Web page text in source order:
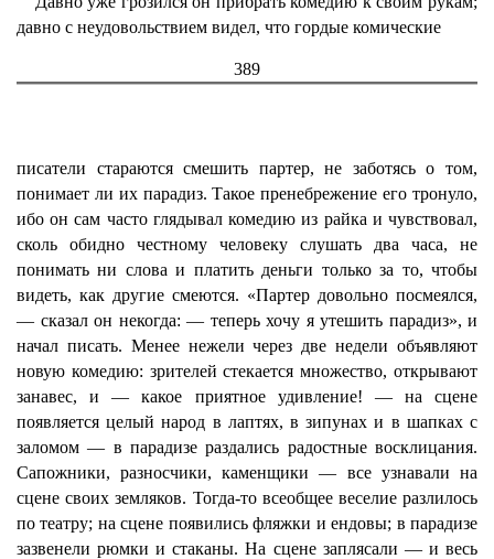
давно с неудовольствием видел, что гордые комические
389
писатели стараются смешить партер, не заботясь о том,
понимает ли их парадиз. Такое пренебрежение его тронуло,
ибо он сам часто глядывал комедию из райка и чувствовал,
сколь обидно честному человеку слушать два часа, не
понимать ни слова и платить деньги только за то, чтобы
видеть, как другие смеются. «Партер довольно посмеялся,
— сказал он некогда: — теперь хочу я утешить парадиз», и
начал писать. Менее нежели через две недели объявляют
новую комедию: зрителей стекается множество, открывают
занавес, и — какое приятное удивление! — на сцене
появляется целый народ в лаптях, в зипунах и в шапках с
заломом — в парадизе раздались радостные восклицания.
Сапожники, разносчики, каменщики — все узнавали на
сцене своих земляков. Тогда-то всеобщее веселие разлилось
по театру; на сцене появились фляжки и ендовы; в парадизе
зазвенели рюмки и стаканы. На сцене заплясали — и весь